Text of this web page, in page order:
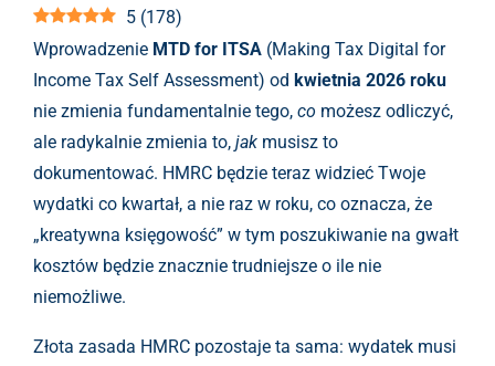
5 (178)
Wprowadzenie MTD for ITSA (Making Tax Digital for
Income Tax Self Assessment) od kwietnia 2026 roku
nie zmienia fundamentalnie tego, co możesz odliczyć,
ale radykalnie zmienia to, jak musisz to
dokumentować. HMRC będzie teraz widzieć Twoje
wydatki co kwartał, a nie raz w roku, co oznacza, że
„kreatywna księgowość” w tym poszukiwanie na gwałt
kosztów będzie znacznie trudniejsze o ile nie
niemożliwe.
Złota zasada HMRC pozostaje ta sama: wydatek musi